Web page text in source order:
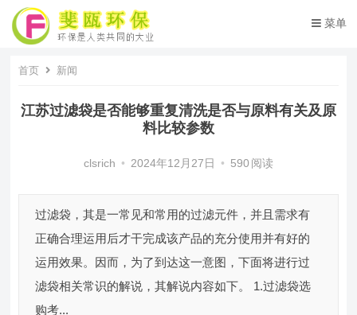
菜单
首页 新闻
江苏过滤袋是否能够重复清洗是否与原料有关及原
料比较参数
clsrich • 2024年12月27日 • 590 阅读
过滤袋，其是一常见和常用的过滤元件，并且需求有
正确合理运用后才干完成该产品的充分使用并有好的
运用效果。因而，为了到达这一意图，下面将进行过
滤袋相关常识的解说，其解说内容如下。 1.过滤袋选
购考...